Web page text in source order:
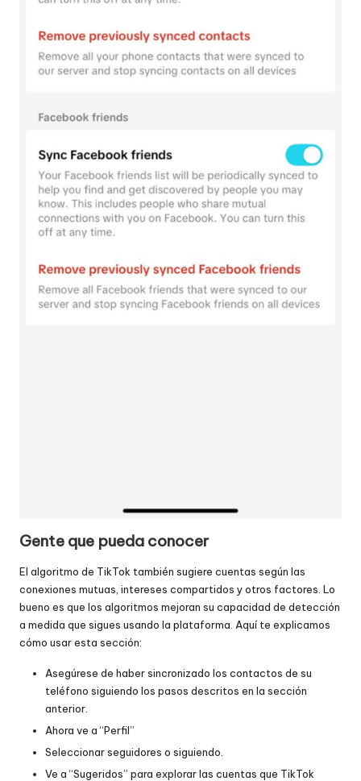
Gente que pueda conocer
El algoritmo de TikTok también sugiere cuentas según las
conexiones mutuas, intereses compartidos y otros factores. Lo
bueno es que los algoritmos mejoran su capacidad de detección
a medida que sigues usando la plataforma. Aquí te explicamos
cómo usar esta sección:
Asegúrese de haber sincronizado los contactos de su
teléfono siguiendo los pasos descritos en la sección
anterior.
Ahora ve a “Perfil”
Seleccionar seguidores o siguiendo.
Ve a “Sugeridos” para explorar las cuentas que TikTok